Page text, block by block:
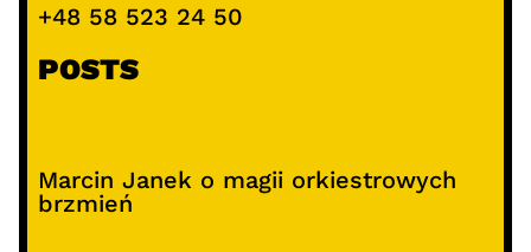
+48 58 523 24 50
POSTS
Marcin Janek o magii orkiestrowych
brzmień